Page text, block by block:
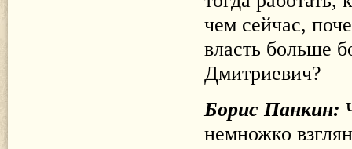
чем сейчас,
власть больше
Дмитриевич?
Борис Панкин:
немножко